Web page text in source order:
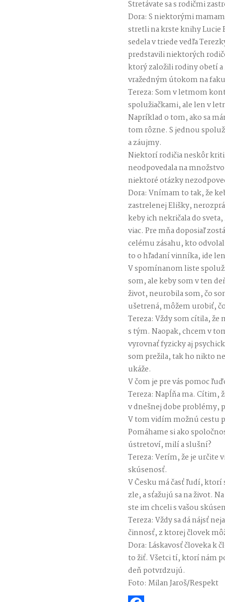
Stretávate sa s rodičmi
Dora: S niektorými
stretli na krste knihy Lucie
sedela v triede vedľa
predstavili niektorých
ktorý založili rodiny obetí
vražedným útokom na
Tereza: Som v letmom
spolužiačkami, ale len v
Napríklad o tom, ako sa
tom rôzne. S jednou
a záujmy.
Niektorí rodičia neskôr
neodpovedala na
niektoré otázky
Dora: Vnímam to tak, že
zastrelenej Elišky,
keby ich nekričala do
viac. Pre mňa doposiaľ
celému zásahu, kto
to o hľadaní vinníka, ide
V spomínanom liste
som, ale keby som v ten
život, neurobila som, čo
ušetrená, môžem urobiť,
Tereza: Vždy som cítila,
s tým. Naopak, chcem v
vyrovnať fyzicky aj
som prežila, tak ho nikto
ukáže.
V čom je pre vás pomoc
Tereza: Napĺňa ma. Cítim,
v dnešnej dobe problémy,
V tom vidím možnú cestu
Pomáhame si ako
ústretoví, milí a slušní?
Tereza: Verím, že je určite
skúsenosť.
V Česku má časť ľudí, ktorí
zle, a sťažujú sa na život.
ste im chceli s vašou
Tereza: Vždy sa dá nájsť
činnosť, z ktorej človek
Dora: Láskavosť človeka k
to žiť. Všetci tí, ktorí nám
deň potvrdzujú.
Foto: Milan Jaroš/Respekt